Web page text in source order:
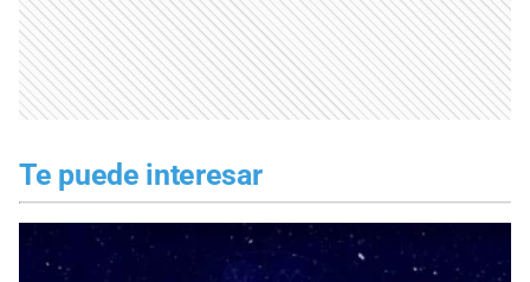
Te puede interesar